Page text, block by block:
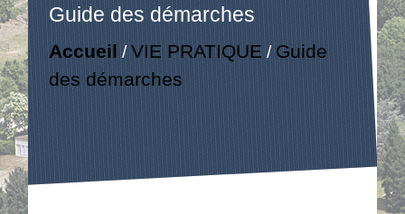
Guide des démarches
Accueil /VIE PRATIQUE / Guide
des démarches